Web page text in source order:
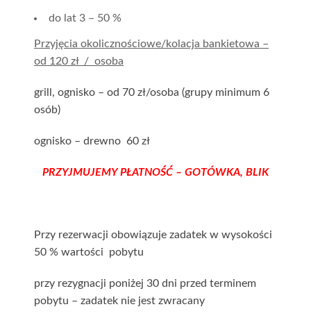
do lat 3 – 50 %
Przyjęcia okolicznościowe/kolacja bankietowa –
od 120 zł / osoba
grill, ognisko – od 70 zł/osoba (grupy minimum 6
osób)
ognisko – drewno 60 zł
PRZYJMUJEMY PŁATNOŚĆ – GOTÓWKA, BLIK
Przy rezerwacji obowiązuje zadatek w wysokości
50 % wartości pobytu
przy rezygnacji poniżej 30 dni przed terminem
pobytu – zadatek nie jest zwracany